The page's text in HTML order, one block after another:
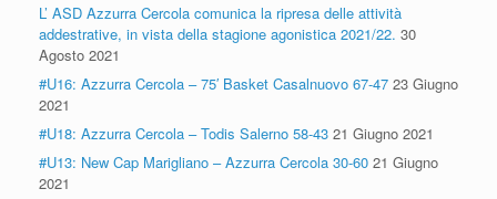
L’ ASD Azzurra Cercola comunica la ripresa delle attività
addestrative, in vista della stagione agonistica 2021/22. 30
Agosto 2021
#U16: Azzurra Cercola – 75′ Basket Casalnuovo 67-47 23 Giugno
2021
#U18: Azzurra Cercola – Todis Salerno 58-43 21 Giugno 2021
#U13: New Cap Marigliano – Azzurra Cercola 30-60 21 Giugno
2021